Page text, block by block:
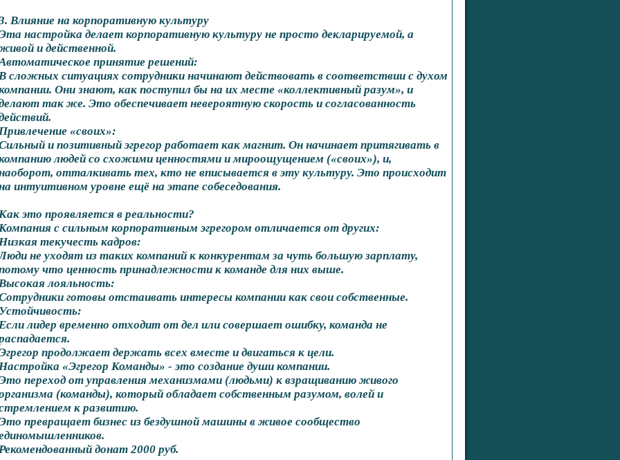
Влияние на корпоративную культуру
настройка делает корпоративную культуру не просто декларируемой, а
и действенной.
принятие решений:
сложных ситуациях сотрудники начинают действовать в соответствии с духом
Они знают, как поступил бы на их месте «коллективный разум», и
так же. Это обеспечивает невероятную скорость и согласованность
«своих»:
и позитивный эгрегор работает как магнит. Он начинает притягивать в
людей со схожими ценностями и мироощущением («своих»), и,
отталкивать тех, кто не вписывается в эту культуру. Это происходит
интуитивном уровне ещё на этапе собеседования.
это проявляется в реальности?
с сильным корпоративным эгрегором отличается от других:
текучесть кадров:
не уходят из таких компаний к конкурентам за чуть большую зарплату,
что ценность принадлежности к команде для них выше.
лояльность:
готовы отстаивать интересы компании как свои собственные.
Устойчивость:
лидер временно отходит от дел или совершает ошибку, команда не
продолжает держать всех вместе и двигаться к цели.
«Эгрегор Команды» - это создание души компании.
переход от управления механизмами (людьми) к взращиванию живого
(команды), который обладает собственным разумом, волей и
к развитию.
превращает бизнес из бездушной машины в живое сообщество
донат 2000 руб.